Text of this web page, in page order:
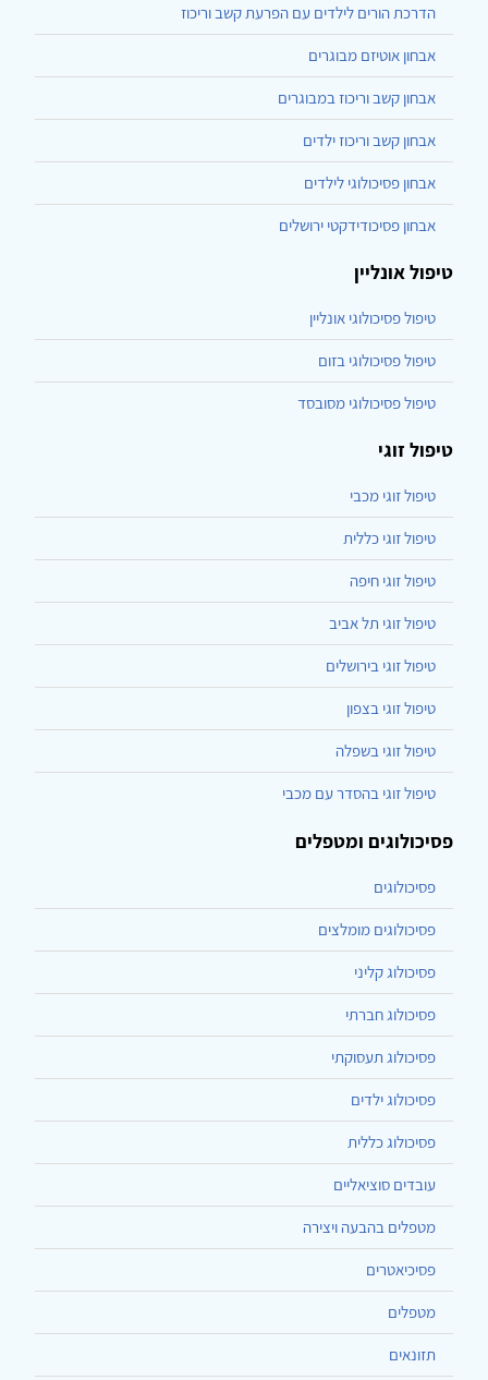
הדרכת הורים לילדים עם הפרעת קשב וריכוז
אבחון אוטיזם מבוגרים
אבחון קשב וריכוז במבוגרים
אבחון קשב וריכוז ילדים
אבחון פסיכולוגי לילדים
אבחון פסיכודידקטי ירושלים
טיפול אונליין
טיפול פסיכולוגי אונליין
טיפול פסיכולוגי בזום
טיפול פסיכולוגי מסובסד
טיפול זוגי
טיפול זוגי מכבי
טיפול זוגי כללית
טיפול זוגי חיפה
טיפול זוגי תל אביב
טיפול זוגי בירושלים
טיפול זוגי בצפון
טיפול זוגי בשפלה
טיפול זוגי בהסדר עם מכבי
פסיכולוגים ומטפלים
פסיכולוגים
פסיכולוגים מומלצים
פסיכולוג קליני
פסיכולוג חברתי
פסיכולוג תעסוקתי
פסיכולוג ילדים
פסיכולוג כללית
עובדים סוציאליים
מטפלים בהבעה ויצירה
פסיכיאטרים
מטפלים
תזונאים